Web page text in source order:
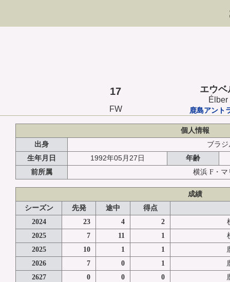
17 エウベ
Élber
FW
鹿島アント
個人情報
出身
ブラジ
生年月日
1992年05月27日
年齢
前所属
横浜 F・マ
成績
シーズン
先発 途中
得点
2024
23 4 2
2025
7 11 1
2025
10 1 1
2026
7 0 1
2627
0 0 0